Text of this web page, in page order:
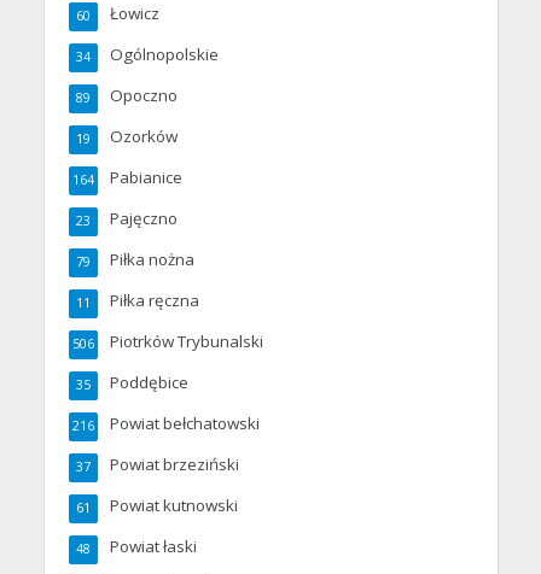
Łowicz
60
Ogólnopolskie
34
Opoczno
89
Ozorków
19
Pabianice
164
Pajęczno
23
Piłka nożna
79
Piłka ręczna
11
Piotrków Trybunalski
506
Poddębice
35
Powiat bełchatowski
216
Powiat brzeziński
37
Powiat kutnowski
61
Powiat łaski
48